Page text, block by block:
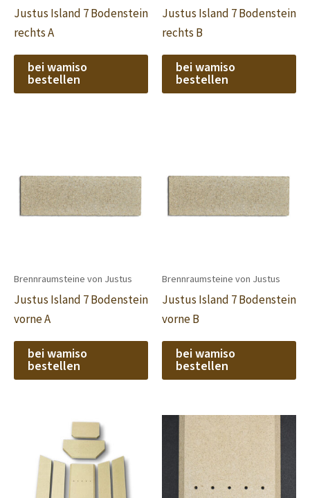
Justus Island 7 Bodenstein
rechts A
bei wamiso
bestellen
Justus Island 7 Bodenstein
rechts B
bei wamiso
bestellen
Brennraumsteine von Justus
Justus Island 7 Bodenstein
vorne A
bei wamiso
bestellen
Brennraumsteine von Justus
Justus Island 7 Bodenstein
vorne B
bei wamiso
bestellen